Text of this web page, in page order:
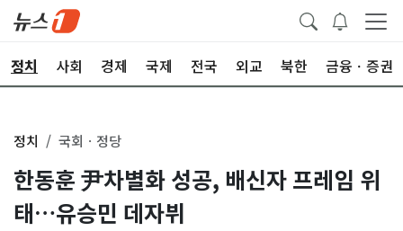
정치 사회 경제 국제 전국 외교 북한 금융ㆍ증권
정치 국회ㆍ정당
한동훈 尹차별화 성공, 배신자 프레임 위
태…유승민 데자뷔